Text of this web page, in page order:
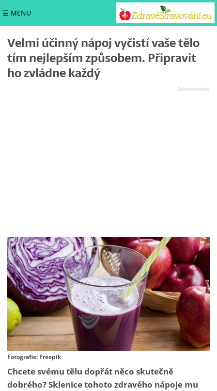
☰ MENU
Velmi účinný nápoj vyčistí vaše tělo
tím nejlepším způsobem. Připravit
ho zvládne každý
Fotografie: Freepik
Chcete svému tělu dopřát něco skutečně
dobrého? Sklenice tohoto zdravého nápoje mu